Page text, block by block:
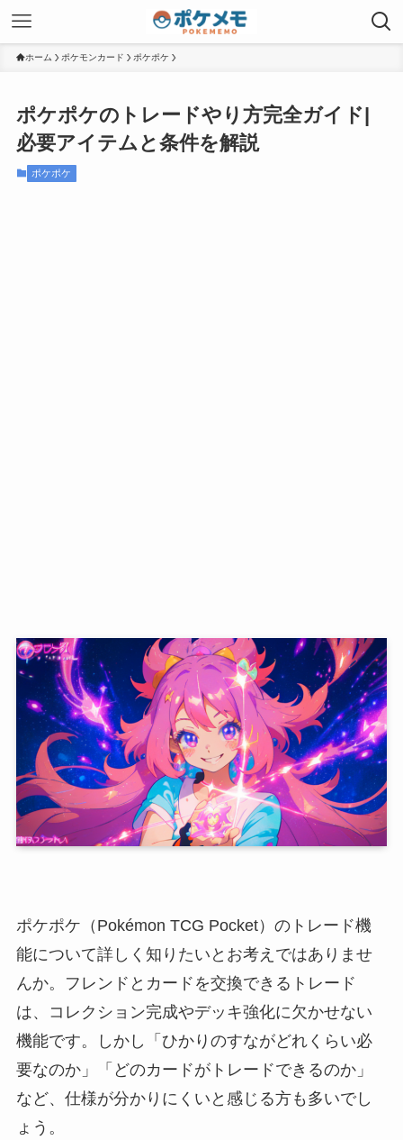
ホーム ポケモンカード ポケポケ
ポケポケのトレードやり方完全ガイド|
必要アイテムと条件を解説
ポケポケ
ポケポケ（Pokémon TCG Pocket）のトレード機
能について詳しく知りたいとお考えではありませ
んか。フレンドとカードを交換できるトレード
は、コレクション完成やデッキ強化に欠かせない
機能です。しかし「ひかりのすながどれくらい必
要なのか」「どのカードがトレードできるのか」
など、仕様が分かりにくいと感じる方も多いでし
ょう。